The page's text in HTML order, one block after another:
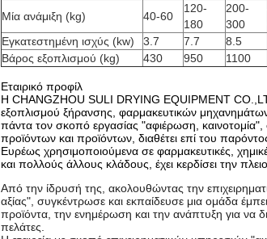
Μία ανάμιξη (kg) 40-60
120-
180
200-
300
Εγκατεστημένη ισχύς (kw)
3.7 7.7 8.5
Βάρος εξοπλισμού (kg)
430 950 1100
Εταιρικό προφίλ
Η CHANGZHOU SULI DRYING EQUIPMENT
εξοπλισμού ξήρανσης, φαρμακευτικών
πάντα τον σκοπό εργασίας "αφιέρωση, καινοτομία",
προϊόντων και προϊόντων, διαθέτει επί του
Ευρέως χρησιμοποιούμενα σε φαρμακευτικές,
και πολλούς άλλους κλάδους, έχει κερδίσει την
Από την ίδρυσή της, ακολουθώντας την
αξίας", συγκέντρωσε και εκπαίδευσε μια ομάδα
προϊόντα, την ενημέρωση και την ανάπτυξη για να
πελάτες.